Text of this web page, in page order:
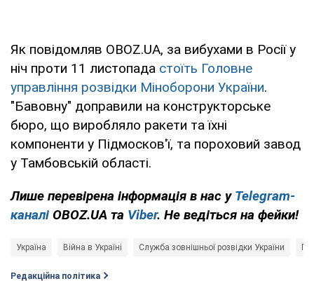
Як повідомляв OBOZ.UA, за вибухами в Росії у
ніч проти 11 листопада стоїть Головне
управління розвідки Міноборони України.
"Бавовну" доправили на конструкторське
бюро, що виробляло ракети та їхні
компоненти у Підмосков'ї, та пороховий завод
у Тамбовській області.
Лише перевірена інформація в нас у Telegram-
каналі OBOZ.UA та Viber. Не ведіться на фейки!
Україна Війна в Україні Служба зовнішньої розвідки України
Редакційна політика